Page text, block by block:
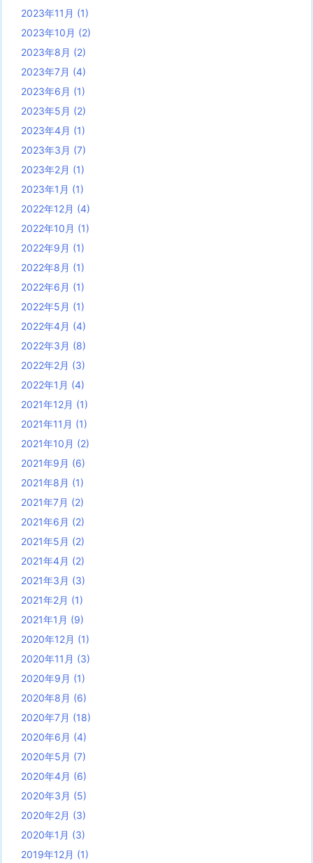
2023年11月 (1)
2023年10月 (2)
2023年8月 (2)
2023年7月 (4)
2023年6月 (1)
2023年5月 (2)
2023年4月 (1)
2023年3月 (7)
2023年2月 (1)
2023年1月 (1)
2022年12月 (4)
2022年10月 (1)
2022年9月 (1)
2022年8月 (1)
2022年6月 (1)
2022年5月 (1)
2022年4月 (4)
2022年3月 (8)
2022年2月 (3)
2022年1月 (4)
2021年12月 (1)
2021年11月 (1)
2021年10月 (2)
2021年9月 (6)
2021年8月 (1)
2021年7月 (2)
2021年6月 (2)
2021年5月 (2)
2021年4月 (2)
2021年3月 (3)
2021年2月 (1)
2021年1月 (9)
2020年12月 (1)
2020年11月 (3)
2020年9月 (1)
2020年8月 (6)
2020年7月 (18)
2020年6月 (4)
2020年5月 (7)
2020年4月 (6)
2020年3月 (5)
2020年2月 (3)
2020年1月 (3)
2019年12月 (1)